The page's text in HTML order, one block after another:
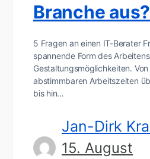
Branche aus?
5 Fragen an einen IT-Berater
spannende Form des
Gestaltungsmöglichkeiten.
abstimmbaren Arbeitszeiten
bis hin…
Jan-Dirk
15. August